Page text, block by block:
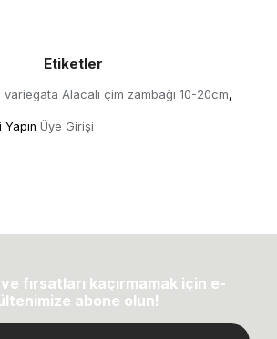
Etiketler
Alacalı çim zambağı 10-20cm,
Üye Girişi
fırsatları kaçırmamak için e-
abone olun!